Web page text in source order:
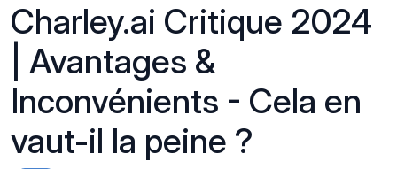
Charley.ai Critique 2024
| Avantages &
Inconvénients - Cela en
vaut-il la peine ?